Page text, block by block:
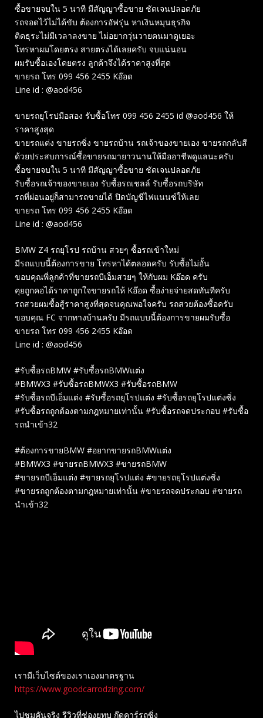
ซื้อขายจบใน 5 นาที มีสัญญาซื้อขาย ชัดเจนปลอดภัย
รถจอดไว้ไม่ได้ขับ ต้องการอัฟรุ่น หาเงินหมุนธุรกิจ
ติดธุระไม่มีเวลาลงขาย ไม่อยากวุ่นวายคนมาดูเยอะ
โทรหาผมโดยตรง สายตรงได้เลยครับ จบแน่นอน
ผมรับซื้อเองโดยตรง ลูกค้าจึงได้ราคาสูงที่สุด
ขายรถ โทร 099 456 2455 Kอ๊อด
Line id : @aod456
ขายรถยุโรปมือสอง รับซื้อโทร 099 456 2455 id @aod456 ให้
ราคาสูงสุด
ขายรถแต่ง ขายรถซิ่ง ขายรถบ้าน รถเจ้าของขายเอง ขายรถกลับสี
ด้วยประสบการณ์ซื้อขายรถมายาวนานให้มืออาชีพดูแลนะครับ
ซื้อขายจบใน 5 นาที มีสัญญาซื้อขาย ชัดเจนปลอดภัย
รับซื้อรถเจ้าของขายเอง รับซื้อรถเชลล์ รับซื้อรถบริษัท
รถที่ผ่อนอยู่ก็สามารถขายได้ ปิดบัญชีไฟแนนซ์ให้เลย
ขายรถ โทร 099 456 2455 Kอ๊อด
Line id : @aod456
BMW Z4 รถยุโรป รถบ้าน สวยๆ ซื้อรถเข้าใหม่
มีรถแบบนี้ต้องการขาย โทรหาได้ตลอดครับ รับซื้อไม่อั้น
ขอบคุณพี่ลูกค้าที่ขายรถบีเอ็มสวยๆ ให้กับผม Kอ๊อด ครับ
คุยถูกคอได้ราคาถูกใจขายรถให้ Kอ๊อด ซื้อง่ายจ่ายสดทันทีครับ
รถสวยผมซื้อสู้ราคาสูงที่สุดจนคุณพอใจครับ รถสวยต้องซื้อครับ
ขอบคุณ FC จากทางบ้านครับ มีรถแบบนี้ต้องการขายผมรับซื้อ
ขายรถ โทร 099 456 2455 Kอ๊อด
Line id : @aod456
#รับซื้อรถBMW #รับซื้อรถBMWแต่ง
#BMWX3 #รับซื้อรถBMWX3 #รับซื้อรถBMW
#รับซื้อรถบีเอ็มแต่ง #รับซื้อรถยุโรปแต่ง #รับซื้อรถยุโรปแต่งซิ่ง
#รับซื้อรถถูกต้องตามกฎหมายเท่านั้น #รับซื้อรถจดประกอบ #รับซื้อ
รถนำเข้า32
#ต้องการขายBMW #อยากขายรถBMWแต่ง
#BMWX3 #ขายรถBMWX3 #ขายรถBMW
#ขายรถบีเอ็มแต่ง #ขายรถยุโรปแต่ง #ขายรถยุโรปแต่งซิ่ง
#ขายรถถูกต้องตามกฎหมายเท่านั้น #ขายรถจดประกอบ #ขายรถ
นำเข้า32
เรามีเว็บไซต์ของเราเองมาตรฐาน
https://www.goodcarrodzing.com/
ไปชมคันจริง รีวิวที่ช่องยู​ทูบ​ กู๊ดคาร์รถซิ่ง